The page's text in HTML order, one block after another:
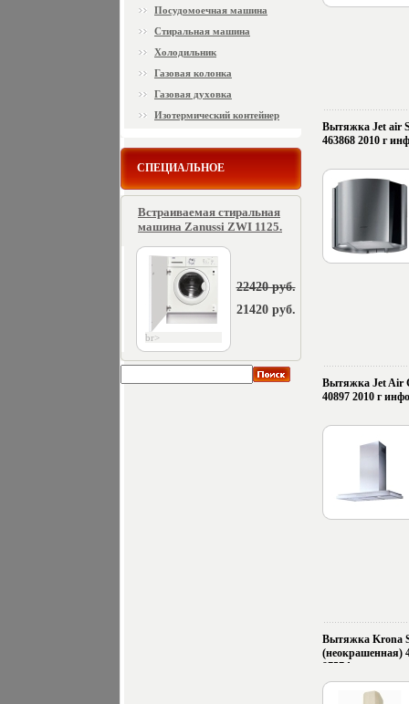
Посудомоечная машина
Стиральная машина
Холодильник
Газовая колонка
Газовая духовка
Изотермический контейнер
СПЕЦИАЛЬНОЕ
Встраиваемая стиральная
машина Zanussi ZWI 1125.
br>
22420 руб.
21420 руб.
Вытяжка Jet air
463868 2010 г
Вытяжка Jet Air
40897 2010 г
Вытяжка Krona
(неокрашенная)
9757d.